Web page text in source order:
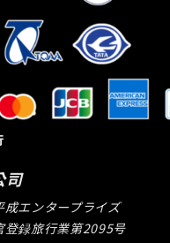
司
成エンタープライズ
登録旅行業第2095号